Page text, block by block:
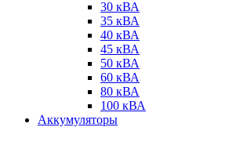
30 кВА
35 кВА
40 кВА
45 кВА
50 кВА
60 кВА
80 кВА
100 кВА
Аккумуляторы